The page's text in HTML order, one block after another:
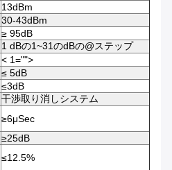
13dBm
30-43dBm
≥ 95dB
1 dBの1~31のdBの@ステップ
< 1="">
≤ 5dB
≤3dB
干渉取り消しシステム
≥6μSec
≥25dB
≤12.5%